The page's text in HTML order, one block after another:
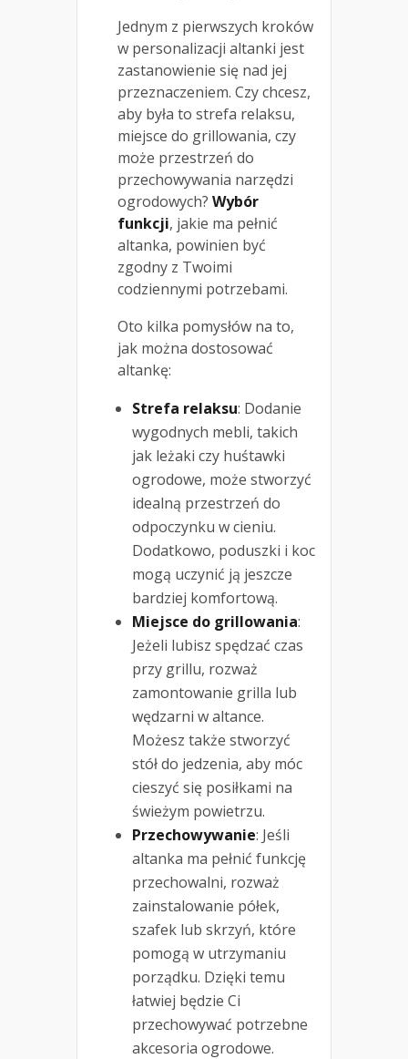
Jednym z pierwszych kroków
w personalizacji altanki jest
zastanowienie się nad jej
przeznaczeniem. Czy chcesz,
aby była to strefa relaksu,
miejsce do grillowania, czy
może przestrzeń do
przechowywania narzędzi
ogrodowych? Wybór
funkcji, jakie ma pełnić
altanka, powinien być
zgodny z Twoimi
codziennymi potrzebami.
Oto kilka pomysłów na to,
jak można dostosować
altankę:
Strefa relaksu: Dodanie
wygodnych mebli, takich
jak leżaki czy huśtawki
ogrodowe, może stworzyć
idealną przestrzeń do
odpoczynku w cieniu.
Dodatkowo, poduszki i koc
mogą uczynić ją jeszcze
bardziej komfortową.
Miejsce do grillowania:
Jeżeli lubisz spędzać czas
przy grillu, rozważ
zamontowanie grilla lub
wędzarni w altance.
Możesz także stworzyć
stół do jedzenia, aby móc
cieszyć się posiłkami na
świeżym powietrzu.
Przechowywanie: Jeśli
altanka ma pełnić funkcję
przechowalni, rozważ
zainstalowanie półek,
szafek lub skrzyń, które
pomogą w utrzymaniu
porządku. Dzięki temu
łatwiej będzie Ci
przechowywać potrzebne
akcesoria ogrodowe.